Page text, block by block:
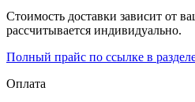
Стоимость доставки зависит от
рассчитывается индивидуально.
Полный прайс по ссылке в
Оплата